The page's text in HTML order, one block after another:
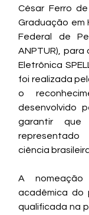
César Ferro
Graduação em
Federal de
ANPTUR), para
Eletrônica
foi realizada
o
desenvolvido
garantir
ciência
A
acadêmica do
qualificada na